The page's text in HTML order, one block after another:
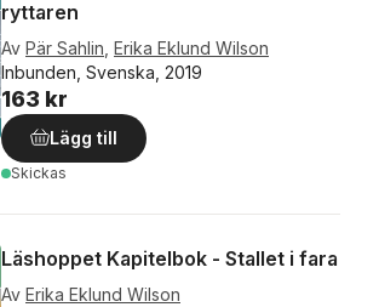
ryttaren
Av Pär Sahlin Erika Eklund Wilson
Inbunden, Svenska, 2019
163 kr
Lägg till
Skickas
Läshoppet Kapitelbok - Stallet i fara
Av Erika Eklund Wilson